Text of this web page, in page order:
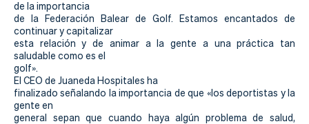
de la importancia
de la Federación Balear de Golf. Estamos encantados de
continuar y capitalizar
esta relación y de animar a la gente a una práctica tan
saludable como es el
golf».
El CEO de Juaneda Hospitales ha
finalizado señalando la importancia de que «los deportistas y la
gente en
general sepan que cuando haya algún problema de salud,